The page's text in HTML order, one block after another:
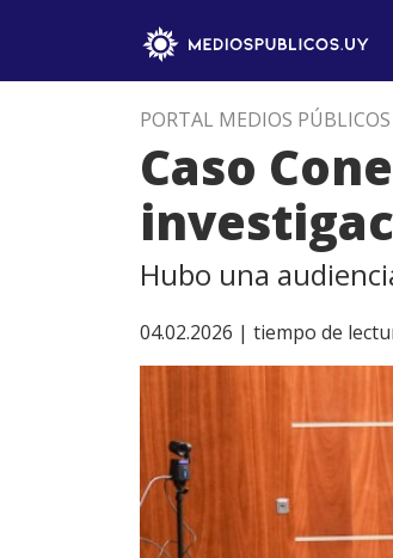
PORTAL MEDIOS PÚBLICOS
Caso
Hubo una
04.02.2026 | tiempo de